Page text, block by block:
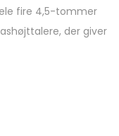
fire 4,5-tommer
der giver